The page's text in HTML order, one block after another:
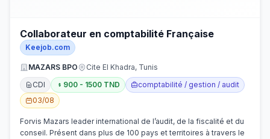
Collaborateur en comptabilité Française
Keejob.com
MAZARS BPO
Cite El Khadra, Tunis
CDI
900 - 1500 TND
comptabilité / gestion / audit
03/08
Forvis Mazars leader international de l’audit, de la fiscalité et du
conseil. Présent dans plus de 100 pays et territoires à travers le